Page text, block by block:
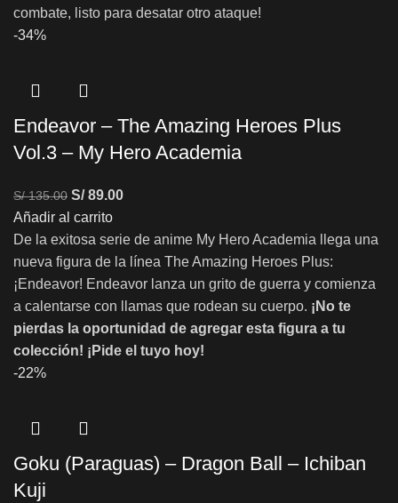
combate, listo para desatar otro ataque!
-34%
Endeavor – The Amazing Heroes Plus
Vol.3 – My Hero Academia
S/135.00 S/89.00
Añadir al carrito
De la exitosa serie de anime My Hero Academia llega una
nueva figura de la línea The Amazing Heroes Plus:
¡Endeavor! Endeavor lanza un grito de guerra y comienza
a calentarse con llamas que rodean su cuerpo. ¡No te
pierdas la oportunidad de agregar esta figura a tu
colección! ¡Pide el tuyo hoy!
-22%
Goku (Paraguas) – Dragon Ball – Ichiban
Kuji